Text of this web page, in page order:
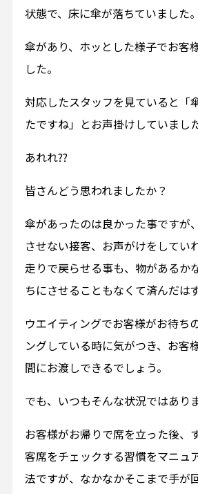
状態で、床に傘が落ちていました。
傘があり、ホッとした様子でお客
した。
対応したスタッフを見ていると「
たですね」とお声掛けしていました
あれれ??
皆さんどう思われましたか？
傘があったのは良かった事ですが
させない接客、お声がけをしてい
走りで戻らせる事も、物があるか
ちにさせることもなくて済んだは
ウエイティングでお客様がお待ち
ングしている時に気がつき、お客
間にお渡しできるでしょう。
でも、いつもそんな状況ではあり
お客様がお帰りで席を立った後、
客席をチェックする習慣をマニュ
法ですが、なかなかそこまで手が